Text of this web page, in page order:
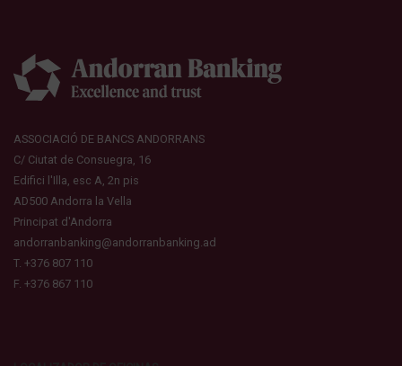
ASSOCIACIÓ DE BANCS ANDORRANS
C/ Ciutat de Consuegra, 16
Edifici l'Illa, esc A, 2n pis
AD500 Andorra la Vella
Principat d'Andorra
andorranbanking@andorranbanking.ad
T. +376 807 110
F. +376 867 110